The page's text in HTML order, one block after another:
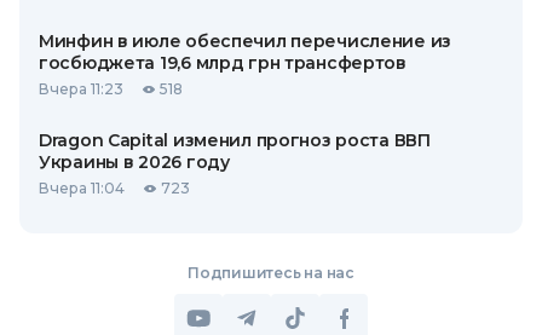
Минфин в июле обеспечил перечисление из
госбюджета 19,6 млрд грн трансфертов
Вчера 11:23 518
Dragon Capital изменил прогноз роста ВВП
Украины в 2026 году
Вчера 11:04 723
Подпишитесь на нас